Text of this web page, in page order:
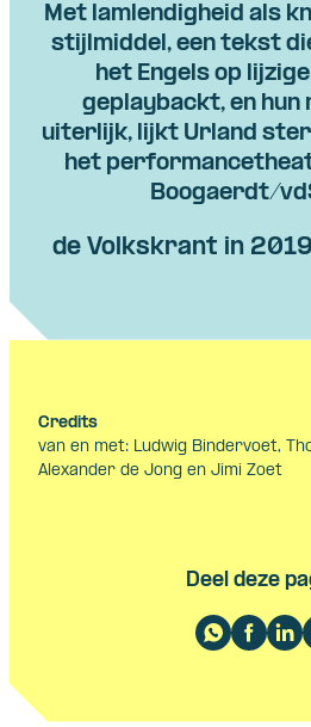
Met lamlendigheid als
stijlmiddel, een tekst
het Engels op
geplaybackt, en
uiterlijk, lijkt Urland
het
Boogaerdt/
de Volkskrant in 2019
Credits
van en met: Ludwig Bindervoet,
Alexander de Jong en Jimi Zoet
Deel deze